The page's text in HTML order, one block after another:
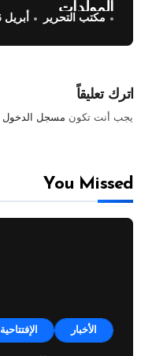
المولدات
مكتب التحرير أبريل 3, 2023
اترك تعليقاً
يجب أنت تكون مسجل الدخول
You Missed
الأخبار الإفتتاحية